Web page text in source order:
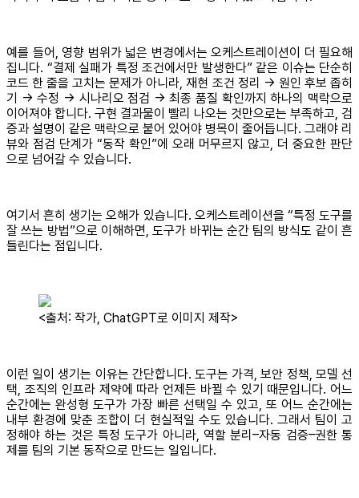
예를 들어, 영향 범위가 넓은 변경에서는 오케스트레이션이 더 필요해
집니다. “결제 실패가 특정 조건에서만 발생한다” 같은 이슈는 단순히
코드 한 줄을 고치는 문제가 아니라, 재현 조건 정리 → 원인 후보 좁히
기 → 수정 → 시나리오 점검 → 최종 품질 확인까지 하나의 맥락으로
이어져야 합니다. 구현 결과물이 빨리 나오는 것만으로는 부족하고, 검
증과 설명이 같은 맥락으로 붙어 있어야 병목이 줄어듭니다. 그래야 리
뷰와 점검 단계가 “동작 확인”에 오래 머무르지 않고, 더 중요한 판단
으로 넘어갈 수 있습니다.
여기서 흔히 생기는 오해가 있습니다. 오케스트레이션을 “특정 도구를
잘 쓰는 방법”으로 이해하면, 도구가 바뀌는 순간 팀의 방식도 같이 흔
들린다는 점입니다.
<출처: 작가, ChatGPT로 이미지 제작>
이런 일이 생기는 이유는 간단합니다. 도구는 가격, 보안 정책, 모델 선
택, 조직의 인프라 제약에 따라 언제든 바뀔 수 있기 때문입니다. 어느
순간에는 완성형 도구가 가장 빠른 선택일 수 있고, 또 어느 순간에는
내부 환경에 맞춘 조합이 더 현실적일 수도 있습니다. 그래서 팀이 고
정해야 하는 것은 특정 도구가 아니라, 역할 분리–자동 검증–권한 통
제를 팀의 기본 동작으로 만드는 일입니다.